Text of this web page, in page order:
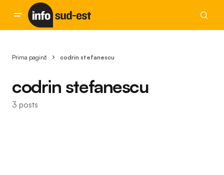
Prima pagină codrin stefanescu
codrin stefanescu
3 posts